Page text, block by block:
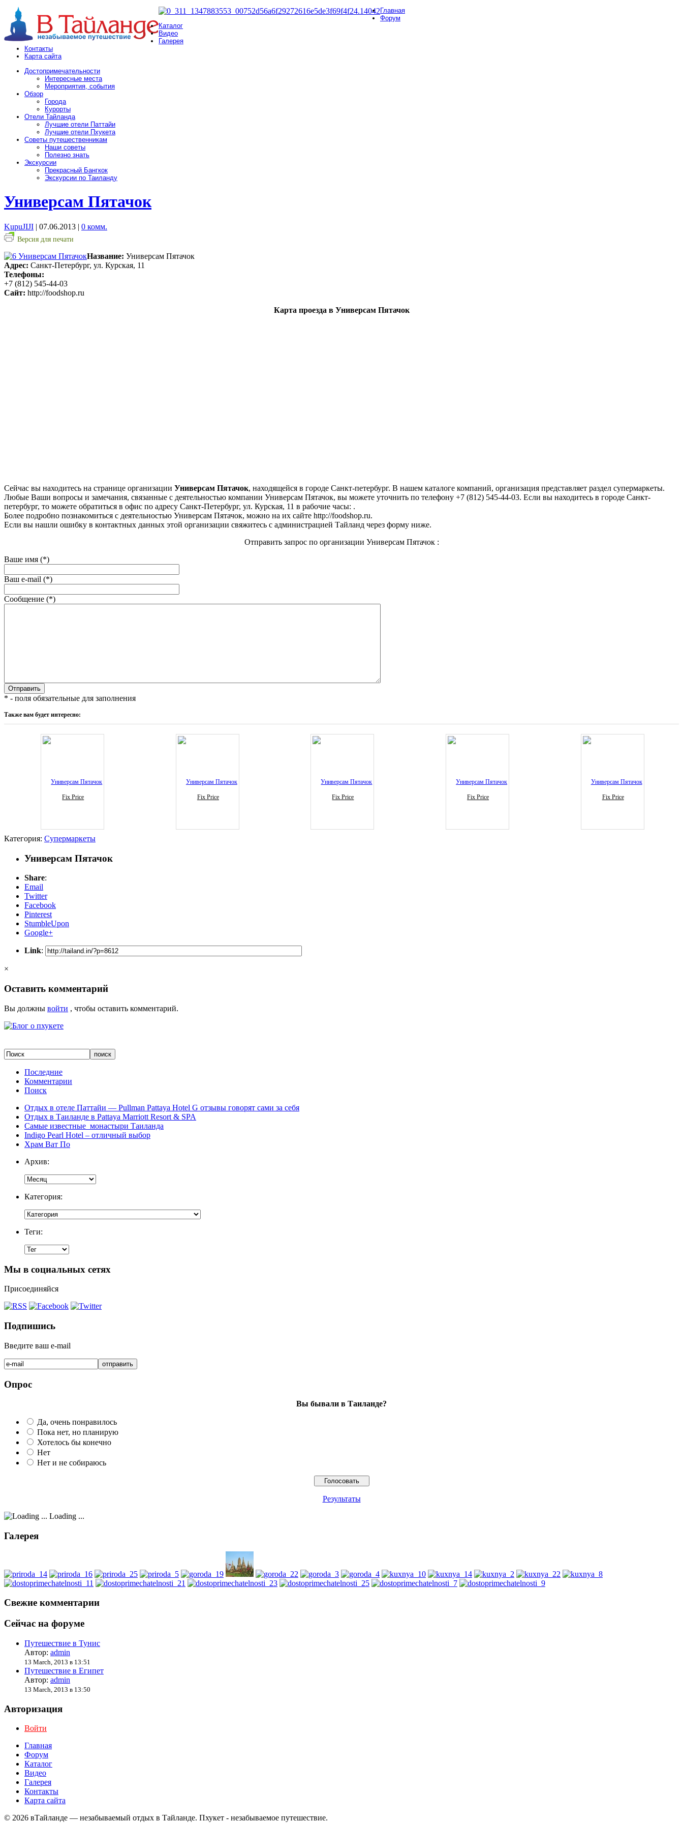
Главная
Форум
Каталог
Видео
Галерея
Контакты
Карта сайта
Достопримечательности
Интересные места
Мероприятия, события
Обзор
Города
Курорты
Отели Тайланда
Лучшие отели Паттайи
Лучшие отели Пхукета
Советы путешественникам
Наши советы
Полезно знать
Экскурсии
Прекрасный Бангкок
Экскурсии по Таиланду
Универсам Пятачок
KupuJIJI | 07.06.2013 | 0 комм.
Версия для печати
Название: Универсам Пятачок
Адрес: Санкт-Петербург, ул. Курская, 11
Телефоны:
+7 (812) 545-44-03
Сайт: http://foodshop.ru
Карта проезда в Универсам Пятачок
Сейчас вы находитесь на странице организации Универсам Пятачок, находящейся в городе Санкт-петербург. В нашем каталоге компаний, организация представляет раздел супермаркеты.
Любые Ваши вопросы и замечания, связанные с деятельностью компании Универсам Пятачок, вы можете уточнить по телефону +7 (812) 545-44-03. Если вы находитесь в городе Санкт-
петербург, то можете обратиться в офис по адресу Санкт-Петербург, ул. Курская, 11 в рабочие часы: .
Более подробно познакомиться с деятельностью Универсам Пятачок, можно на их сайте http://foodshop.ru.
Если вы нашли ошибку в контактных данных этой организации свяжитесь с администрацией Тайланд через форму ниже.
Отправить запрос по организации Универсам Пятачок :
Ваше имя (*)
Ваш e-mail (*)
Сообщение (*)
* - поля обязательные для заполнения
Также вам будет интересно:
Fix Price Fix Price Fix Price Fix Price Fix Price
Категория: Супермаркеты
Универсам Пятачок
Share:
Email
Twitter
Facebook
Pinterest
StumbleUpon
Google+
Link:
×
Оставить комментарий
Вы должны войти , чтобы оставить комментарий.
Последние
Комментарии
Поиск
Отдых в отеле Паттайи — Pullman Pattaya Hotel G отзывы говорят сами за себя
Отдых в Таиланде в Pattaya Marriott Resort & SPA
Самые известные монастыри Таиланда
Indigo Pearl Hotel – отличный выбор
Храм Ват По
Архив:
Категория:
Теги:
Мы в социальных сетях
Присоединяйся
Подпишись
Введите ваш e-mail
Опрос
Вы бывали в Таиланде?
Да, очень понравилось
Пока нет, но планирую
Хотелось бы конечно
Нет
Нет и не собираюсь
Результаты
Loading ...
Галерея
Свежие комментарии
Сейчас на форуме
Путешествие в Тунис
Автор: admin
13 March, 2013 в 13:51
Путешествие в Египет
Автор: admin
13 March, 2013 в 13:50
Авторизация
Войти
Главная
Форум
Каталог
Видео
Галерея
Контакты
Карта сайта
© 2026 вТайланде — незабываемый отдых в Тайланде. Пхукет - незабываемое путешествие.